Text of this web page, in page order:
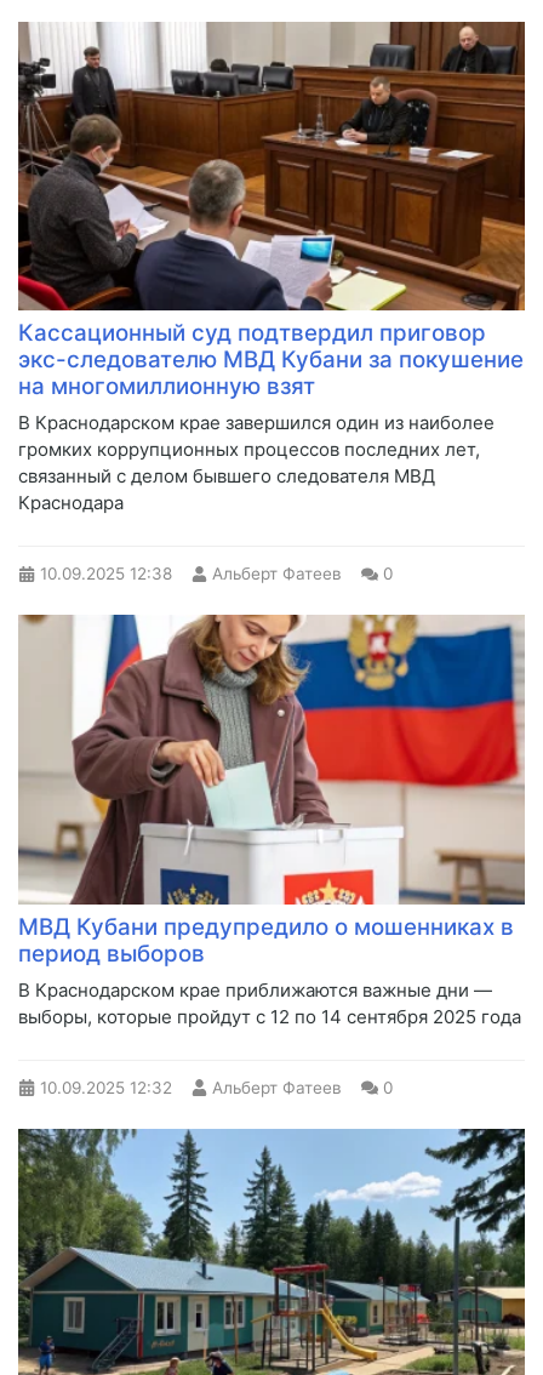
Кассационный суд подтвердил приговор
экс-следователю МВД Кубани за покушение
на многомиллионную взят
В Краснодарском крае завершился один из наиболее
громких коррупционных процессов последних лет,
связанный с делом бывшего следователя МВД
Краснодара
10.09.2025 12:38 Альберт Фатеев 0
МВД Кубани предупредило о мошенниках в
период выборов
В Краснодарском крае приближаются важные дни —
выборы, которые пройдут с 12 по 14 сентября 2025 года
10.09.2025 12:32 Альберт Фатеев 0